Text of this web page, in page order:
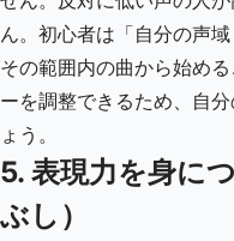
ん。初心者は「自分の声
その範囲内の曲から始め
ーを調整できるため、自
ょう。
5. 表現力を身に
ぶし）